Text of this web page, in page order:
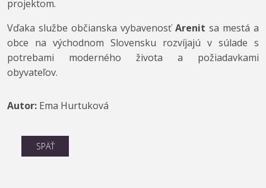
projektom.
Vďaka službe občianska vybavenosťArenit sa mestá a
obce na východnom Slovensku rozvíjajú v súlade s
potrebami moderného života a požiadavkami
obyvateľov.
Autor: Ema Hurtuková
SPÄŤ